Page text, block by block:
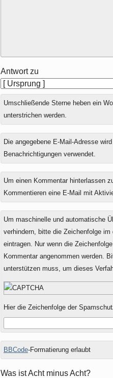
Antwort zu
Umschließende Sterne heben ein
unterstrichen werden.
Die angegebene E-Mail-Adresse
Benachrichtigungen verwendet.
Um einen Kommentar hinterlassen
Kommentieren eine E-Mail mit
Um maschinelle und automatische
verhindern, bitte die Zeichenfolge
eintragen. Nur wenn die
Kommentar angenommen werden.
unterstützen muss, um dieses
Hier die Zeichenfolge der
BBCode-Formatierung erlaubt
Was ist Acht minus Acht?